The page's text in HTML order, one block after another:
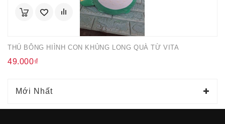
THÚ BÔNG HIÌNH CON KHỦNG LONG QUÀ TỪ VITA
49.000₫
Mới Nhất